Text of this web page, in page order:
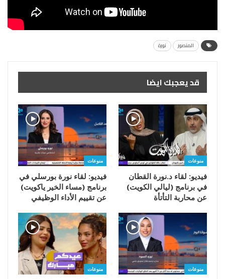
المنصور نورة
قد يعجبك ايضا
منوعات
فيديو: لقاء د.نورة القطان
في برنامج (ليالي الكويت)
عن محاربة التأتأة
منوعات
فيديو: لقاء نورة بورسلي في
برنامج (مساء الخير ياكويت)
عن تقييم الأداء الوظيفي
منوعات منوعات